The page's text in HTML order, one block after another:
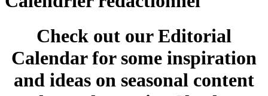
Check out our Editorial
Calendar for some inspiration
and ideas on seasonal content